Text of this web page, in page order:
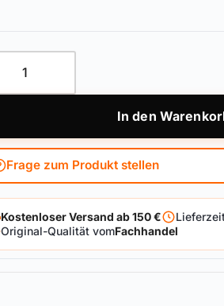
In den
Frage zum Produkt stellen
Kostenloser Versand ab 150 €
Original-Qualität vomFachhandel